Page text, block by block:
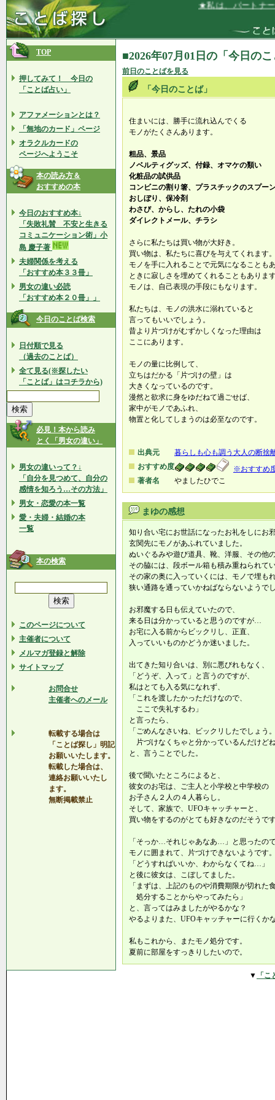
★私は、パートナー
TOP
押してみて！ 今日の
「ことば占い」
アファメーションとは？
「無地のカード」ページ
オラクルカードの
ページへようこそ
本の読み方＆
おすすめの本
今日のおすすめ本↓
「失敗礼賛 不安と生きる
コミュニケーション術」小
島 慶子著
夫婦関係を考える
「おすすめ本３３冊」
男女の違い必読
「おすすめ本２０冊」」
今日のことば検索
日付順で見る
（過去のことば）
全て見る(※探したい
「ことば」はコチラから)
必見！本から読み
とく「男女の違い」
男女の違いって？↓
「自分を見つめて、自分の
感情を知ろう…その方法」
男女・恋愛の本一覧
愛・夫婦・結婚の本
一覧
本の検索
このページについて
主催者について
メルマガ登録と解除
サイトマップ
お問合せ
主催者へのメール
転載する場合は
「ことば探し」明記
お願いいたします。
転載した場合は、
連絡お願いいたし
ます。
無断掲載禁止
■2026年07月01日の「今日の
前日のことばを見る
「今日のことば」
住まいには、勝手に流れ込んでくる
モノがたくさんあります。
粗品、景品
ノベルティグッズ、付録、オマケの類い
化粧品の試供品
コンビニの割り箸、プラスチックのスプー
おしぼり、保冷剤
わさび、からし、たれの小袋
ダイレクトメール、チラシ
さらに私たちは買い物が大好き。
買い物は、私たちに喜びを与えてくれます
モノを手に入れることで元気になることも
ときに寂しさを埋めてくれることもありま
モノは、自己表現の手段にもなります。
私たちは、モノの洪水に溺れていると
言ってもいいでしょう。
昔より片づけがむずかしくなった理由は
ここにあります。
モノの量に比例して、
立ちはだかる「片づけの壁」は
大きくなっているのです。
漫然と欲求に身をゆだねて過ごせば、
家中がモノであふれ、
物置と化してしまうのは必至なのです。
出典元
暮らしも心も調う大人の断捨
おすすめ度
※おすすめ
著者名
やましたひでこ
まゆの感想
知り合い宅にお世話になったお礼をしにお
玄関先にモノがあふれていました。
ぬいぐるみや遊び道具、靴、洋服、その他
その脇には、段ボール箱も積み重ねられて
その家の奥に入っていくには、モノで埋も
狭い通路を通っていかねばならないようで
お邪魔する日も伝えていたので、
来る日は分かっていると思うのですが…
お宅に入る前からビックリし、正直、
入っていいものかどうか迷いました。
出てきた知り合いは、別に悪びれもなく、
「どうぞ、入って」と言うのですが、
私はとても入る気になれず、
「これを渡したかっただけなので、
ここで失礼するわ」
と言ったら、
「ごめんなさいね、ビックリしたでしょう
片づけなくちゃと分かっているんだけど
と、言うことでした。
後で聞いたところによると、
彼女のお宅は、ご主人と小学校と中学校の
お子さん２人の４人暮らし。
そして、家族で、UFOキャッチャーと、
買い物をするのがとても好きなのだそうで
「そっか…それじゃあなあ…」と思ったの
モノに囲まれて、片づけできないようです
「どうすればいいか、わからなくてね…」
と後に彼女は、こぼしてました。
「まずは、上記のものや消費期限が切れた
処分することからやってみたら」
と、言ってはみましたがやるかな？
やるよりまた、UFOキャッチャーに行くか
私もこれから、またモノ処分です。
夏前に部屋をすっきりしたいので。
▼ 「